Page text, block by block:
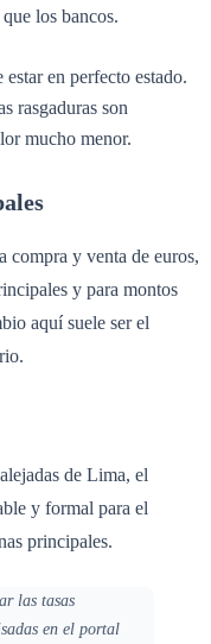
los bancos.
estar en perfecto estado.
rasgaduras son
mucho menor.
y venta de euros,
y para montos
aquí suele ser el
de Lima, el
y formal para el
principales.
las tasas
en el portal